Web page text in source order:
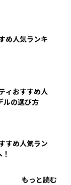
め人気ランキ
ィおすすめ人
ルの選び方
すめ人気ラン
もっと読む